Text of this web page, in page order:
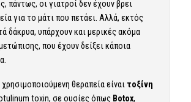
πάντως, οι γιατροί δεν έχουν βρει
για το μάτι που πετάει. Αλλά, εκτός
δάκρυα, υπάρχουν και μερικές ακόμα
που έχουν δείξει κάποια
θεραπεία είναι τοξίνη
toxin, σε ουσίες όπως Botox,